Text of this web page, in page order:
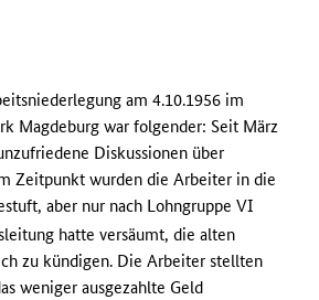
am 4.10.1956 im
Magdeburg war folgender: Seit März
Diskussionen über
Zeitpunkt wurden die Arbeiter in die
aber nur nach Lohngruppe VI
hatte versäumt, die alten
zu kündigen. Die Arbeiter stellten
weniger ausgezahlte Geld